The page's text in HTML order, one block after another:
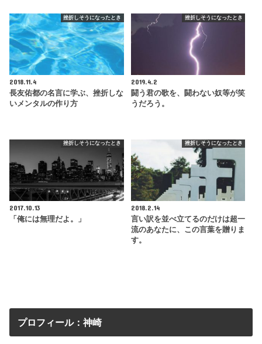
挫折しそうになったとき
2018.11.4
長友佑都の名言に学ぶ、挫折しな
いメンタルの作り方
挫折しそうになったとき
2019.4.2
闘う君の歌を、闘わない奴等が笑
うだろう。
挫折しそうになったとき
2017.10.13
「俺には無理だよ。」
挫折しそうになったとき
2018.2.14
言い訳を並べ立てるのだけは超一
流のあなたに、この言葉を贈りま
す。
プロフィール：神崎